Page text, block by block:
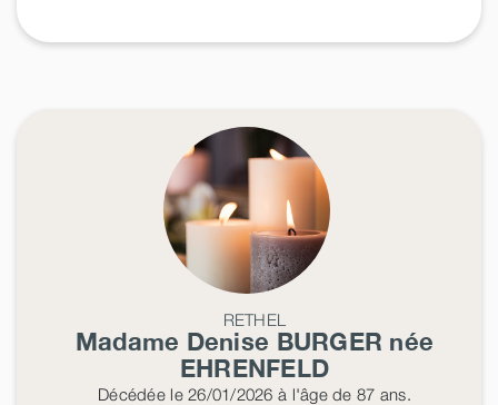
RETHEL
Madame Denise BURGER née
EHRENFELD
Décédéele 26/01/2026 à l'âge de 87 ans.